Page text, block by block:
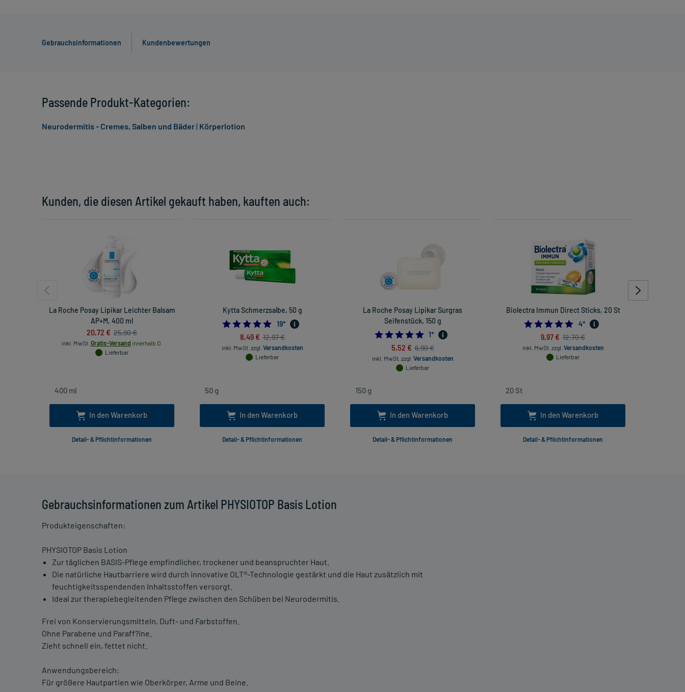
Gebrauchsinformationen Kundenbewertungen
Gebrauchsinformationen zum Artikel PHYSIOTOP Basis Lotion
Produkteigenschaften:
PHYSIOTOP Basis Lotion
Zur täglichen BASIS-Pflege empfindlicher, trockener und beanspruchter Haut.
Die natürliche Hautbarriere wird durch innovative OLT®-Technologie gestärkt und die Haut zusätzlich mit
feuchtigkeitsspendenden Inhaltsstoffen versorgt.
Ideal zur therapiebegleitenden Pflege zwischen den Schüben bei Neurodermitis.
Frei von Konservierungsmitteln, Duft- und Farbstoffen.
Ohne Parabene und Paraff?ine.
Zieht schnell ein, fettet nicht.
Anwendungsbereich:
Für größere Hautpartien wie Oberkörper, Arme und Beine.
Kunden, die diesen Artikel gekauft haben, kauften auch:
La Roche Posay Lipikar Leichter Balsam
AP+M, 400 ml
20,72 € 25,90 €
inkl. MwSt. Gratis-Versand innerhalb D.
Lieferbar
In den Warenkorb
Detail- & Pflichtinformationen
Kytta Schmerzsalbe, 50 g
4.947368421052632
19*
8,49 € 12,97 €
inkl. MwSt. zzgl. Versandkosten
Lieferbar
In den Warenkorb
Detail- & Pflichtinformationen
La Roche Posay Lipikar Surgras
Seifenstück, 150 g
5.0
1*
5,52 € 6,90 €
inkl. MwSt. zzgl. Versandkosten
Lieferbar
In den Warenkorb
Detail- & Pflichtinformationen
Biolectra Immun Direct Sticks, 20 St
5.0
4*
9,97 € 12,70 €
inkl. MwSt. zzgl. Versandkosten
Lieferbar
In den Warenkorb
Detail- & Pflichtinformationen
Passende Produkt-Kategorien:
Neurodermitis - Cremes, Salben und Bäder| Körperlotion